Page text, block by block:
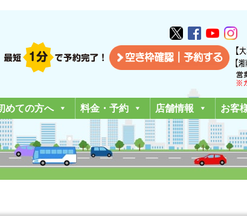
めての方へ 料金・予約 店舗情報 お客